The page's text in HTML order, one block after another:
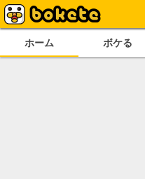
ホーム ボケる